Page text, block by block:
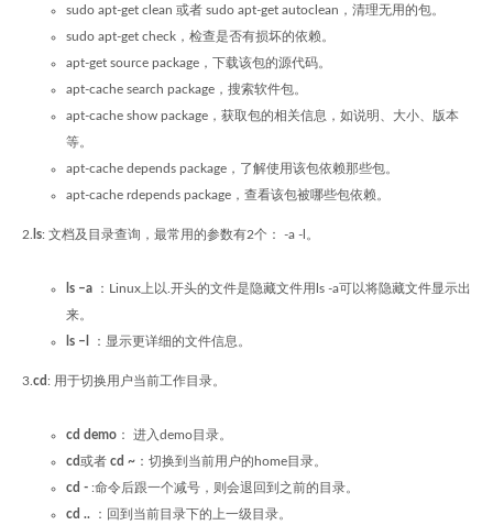
sudo apt-get clean 或者 sudo apt-get autoclean，清理无用的包。
sudo apt-get check，检查是否有损坏的依赖。
apt-get source package，下载该包的源代码。
apt-cache search package，搜索软件包。
apt-cache show package，获取包的相关信息，如说明、大小、版本
等。
apt-cache depends package，了解使用该包依赖那些包。
apt-cache rdepends package，查看该包被哪些包依赖。
2. ls: 文档及目录查询，最常用的参数有2个： -a -l。
ls –a ：Linux上以.开头的文件是隐藏文件用ls -a可以将隐藏文件显示出
来。
ls –l
：显示更详细的文件信息。
3. cd: 用于切换用户当前工作目录。
cd demo ： 进入demo目录。
cd或者 cd ~ ：切换到当前用户的home目录。
cd - :命令后跟一个减号，则会退回到之前的目录。
cd .. ：回到当前目录下的上一级目录。